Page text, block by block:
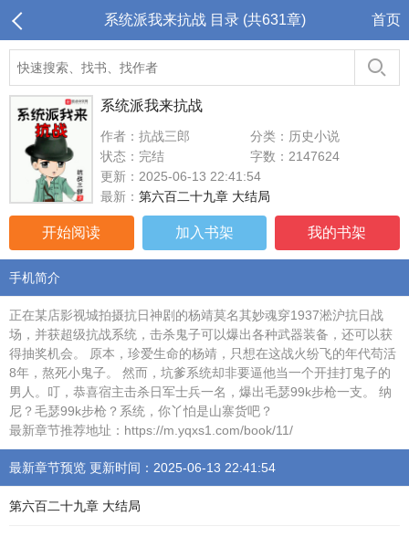
系统派我来抗战 目录 (共631章) 首页
系统派我来抗战
作者：抗战三郎
分类：历史小说
状态：完结
字数：2147624
更新：2025-06-13 22:41:54
最新： 第六百二十九章 大结局
开始阅读 加入书架 我的书架
手机简介
正在某店影视城拍摄抗日神剧的杨靖莫名其妙魂穿1937淞沪抗日战
场，并获超级抗战系统，击杀鬼子可以爆出各种武器装备，还可以获
得抽奖机会。 原本，珍爱生命的杨靖，只想在这战火纷飞的年代苟活
8年，熬死小鬼子。 然而，坑爹系统却非要逼他当一个开挂打鬼子的
男人。叮，恭喜宿主击杀日军士兵一名，爆出毛瑟99k步枪一支。 纳
尼？毛瑟99k步枪？系统，你丫怕是山寨货吧？
最新章节推荐地址：https://m.yqxs1.com/book/11/
最新章节预览 更新时间：2025-06-13 22:41:54
第六百二十九章 大结局